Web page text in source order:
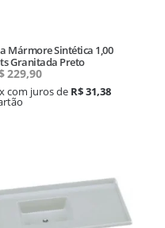
Mármore Sintética 1,00
Granitada Preto
229,90
x com juros de R$ 31,38